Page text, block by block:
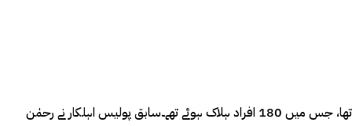
تھا، جس میں 180 افراد ہلاک ہوئے تھے۔سابق پولیس اہلکار نے رحمٰن